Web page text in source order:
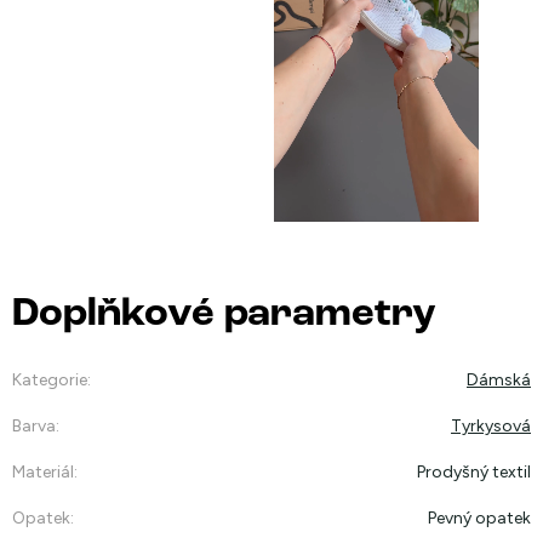
Doplňkové parametry
Kategorie: Dámská
Barva: Tyrkysová
Materiál: Prodyšný textil
Opatek: Pevný opatek